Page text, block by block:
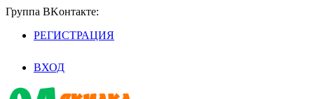
Группа BKoнтaктe:
РЕГИСТРАЦИЯ
ВХОД